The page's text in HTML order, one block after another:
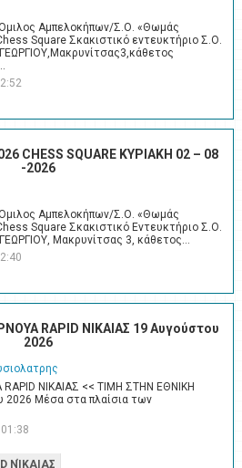
Αμπελοκήπων/Σ.Ο. «Θωμάς
Square Σκακιστικό εντευκτήριο Σ.Ο.
CHESS SQUARE ΚΥΡΙΑΚΗ 02 – 08
-2026
Αμπελοκήπων/Σ.Ο. «Θωμάς
Square Σκακιστικό Εντευκτήριο Σ.Ο.
Μακρυνίτσας 3, κάθετος…
RAPID ΝΙΚΑΙΑΣ 19 Αυγούστου
2026
ΝΙΚΑΙΑΣ << ΤΙΜΗ ΣΤΗΝ ΕΘΝΙΚΗ
2026 Μέσα στα πλαίσια των
ΝΊΚΑΙΑΣ